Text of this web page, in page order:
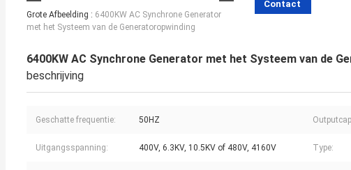
Grote Afbeelding : 6400KW AC Synchrone Generator
met het Systeem van de Generatoropwinding
Contact
6400KW AC Synchrone Generator met het Systeem van de
beschrijving
Geschatte frequentie: 50HZ
Uitgangsspanning: 400V, 6.3KV, 10.5KV of 480V, 4160V Type: